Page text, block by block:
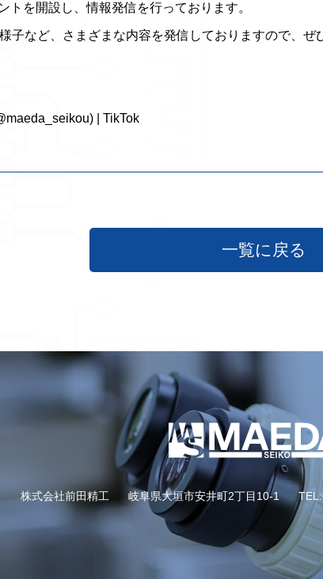
トを開設し、情報発信を行っております。
子など、さまざまな内容を発信しておりますので、ぜ
| TikTok
一覧に戻る
株式会社前田精工 岐阜県大垣市安井町2丁目10-1